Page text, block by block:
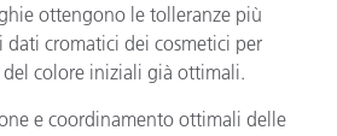
ottengono le tolleranze più
dati cromatici dei cosmetici per
colore iniziali già ottimali.
e coordinamento ottimali delle